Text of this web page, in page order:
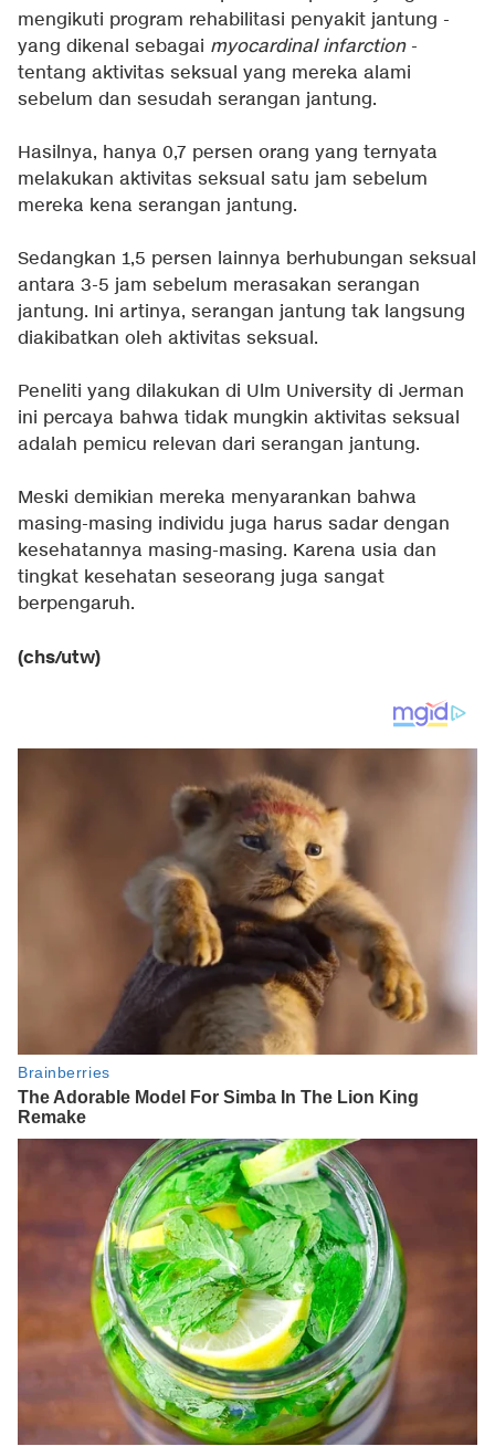
mengikuti program rehabilitasi penyakit jantung -
yang dikenal sebagai myocardinal infarction-
tentang aktivitas seksual yang mereka alami
sebelum dan sesudah serangan jantung.
Hasilnya, hanya 0,7 persen orang yang ternyata
melakukan aktivitas seksual satu jam sebelum
mereka kena serangan jantung.
Sedangkan 1,5 persen lainnya berhubungan seksual
antara 3-5 jam sebelum merasakan serangan
jantung. Ini artinya, serangan jantung tak langsung
diakibatkan oleh aktivitas seksual.
Peneliti yang dilakukan di Ulm University di Jerman
ini percaya bahwa tidak mungkin aktivitas seksual
adalah pemicu relevan dari serangan jantung.
Meski demikian mereka menyarankan bahwa
masing-masing individu juga harus sadar dengan
kesehatannya masing-masing. Karena usia dan
tingkat kesehatan seseorang juga sangat
berpengaruh.
(chs/utw)